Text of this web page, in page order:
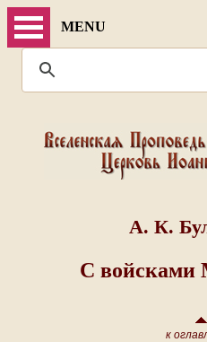
MENU
А. К.
С войсками
к